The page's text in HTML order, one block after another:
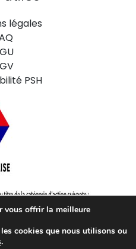
vous offrir la meilleure
cookies que nous utilisons ou
.
légales
PSH
notre organisme est conforme aux